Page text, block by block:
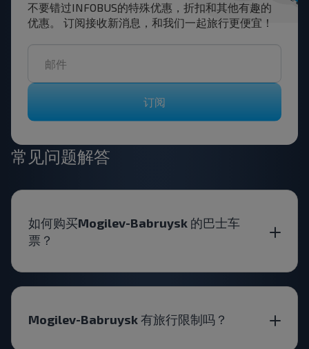
不要错过INFOBUS的特殊优惠，折扣和其他有趣的
优惠。 订阅接收新消息，和我们一起旅行更便宜！
订阅
常见问题解答
如何购买Mogilev-Babruysk 的巴士车
票？
Mogilev-Babruysk 有旅行限制吗？